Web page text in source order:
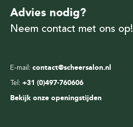
E-mail: contact@scheersalon.nl
Tel: +31 (0)497-760606
Bekijk onze openingstijden
Advies nodig?
Neem contact met ons op!